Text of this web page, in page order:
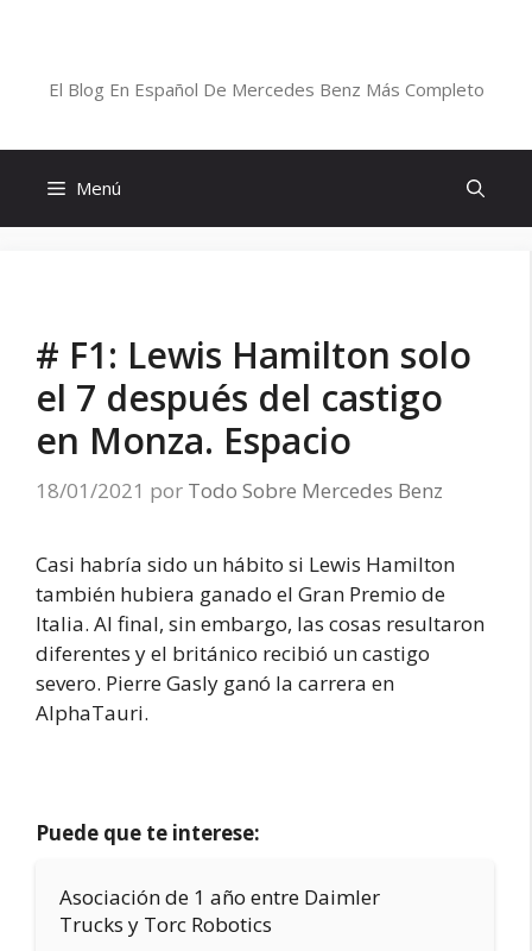
El Blog En Español De Mercedes Benz Más Completo
Menú
# F1: Lewis Hamilton solo
el 7 después del castigo
en Monza. Espacio
18/01/2021 por Todo Sobre Mercedes Benz
Casi habría sido un hábito si Lewis Hamilton
también hubiera ganado el Gran Premio de
Italia. Al final, sin embargo, las cosas resultaron
diferentes y el británico recibió un castigo
severo. Pierre Gasly ganó la carrera en
AlphaTauri.
Puede que te interese:
Asociación de 1 año entre Daimler
Trucks y Torc Robotics